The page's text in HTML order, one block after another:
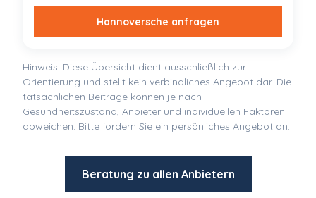
Hannoversche anfragen
Hinweis: Diese Übersicht dient ausschließlich zur
Orientierung und stellt kein verbindliches Angebot dar. Die
tatsächlichen Beiträge können je nach
Gesundheitszustand, Anbieter und individuellen Faktoren
abweichen. Bitte fordern Sie ein persönliches Angebot an.
Beratung zu allen Anbietern